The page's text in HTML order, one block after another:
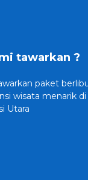
tawarkan ?
paket
wisata menarik
Utara